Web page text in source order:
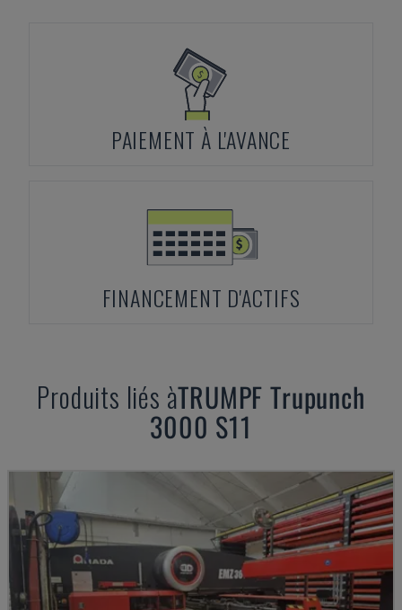
PAIEMENT À L'AVANCE
FINANCEMENT D'ACTIFS
Produits liés àTRUMPF Trupunch
3000 S11